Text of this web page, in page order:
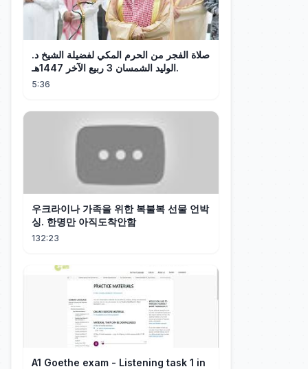
صلاة الفجر من الحرم المكي لفضيلة الشيخ د.
الوليد الشمسان 3 ربيع الآخر 1447هـ.
5:36
우크라이나 가족을 위한 복불복 선물 언박
싱. 한명만 아직도착안함
132:23
A1 Goethe exam - Listening task 1 in